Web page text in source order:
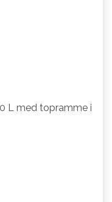
L med topramme i